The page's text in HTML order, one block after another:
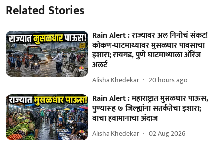
Related Stories
Rain Alert : राज्यावर अल निनोचं संकट!
कोकण-घाटमाथ्यावर मुसळधार पावसाचा
इशारा; रायगड, पुणे घाटमाथ्याला ऑरेंज
अलर्ट
Alisha Khedekar 20 hours ago
Rain Alert : महाराष्ट्रात मुसळधार पाऊस,
पुण्यासह ७ जिल्ह्यांना सतर्कतेचा इशारा;
वाचा हवामानाचा अंदाज
Alisha Khedekar 02 Aug 2026